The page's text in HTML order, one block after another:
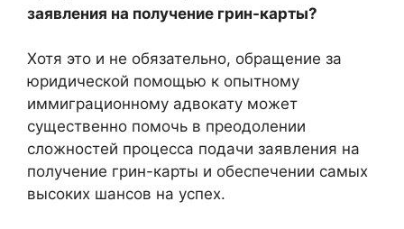
заявления на получение грин-карты?
Хотя это и не обязательно, обращение за
юридической помощью к опытному
иммиграционному адвокату может
существенно помочь в преодолении
сложностей процесса подачи заявления на
получение грин-карты и обеспечении самых
высоких шансов на успех.